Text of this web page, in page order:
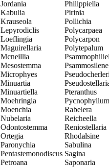
Jordania
Kabulia
Krauseola
Lepyrodiclis
Loeflingia
Maguirellaria
Mcneillia
Mesostemma
Microphyes
Minuartia
Minuartiella
Moehringia
Moenchia
Nubelaria
Odontostemma
Ortegia
Paronychia
Pentastemonodiscus
Petroana
Philippiella
Pirinia
Pollichia
Polycarpaea
Polycarpon
Polytepalum
Psammosilene
Pteranthus
Pycnophyllum
Rabelera
Reicheella
Reniostellaria
Rhodalsine
Sabulina
Sagina
Saponaria